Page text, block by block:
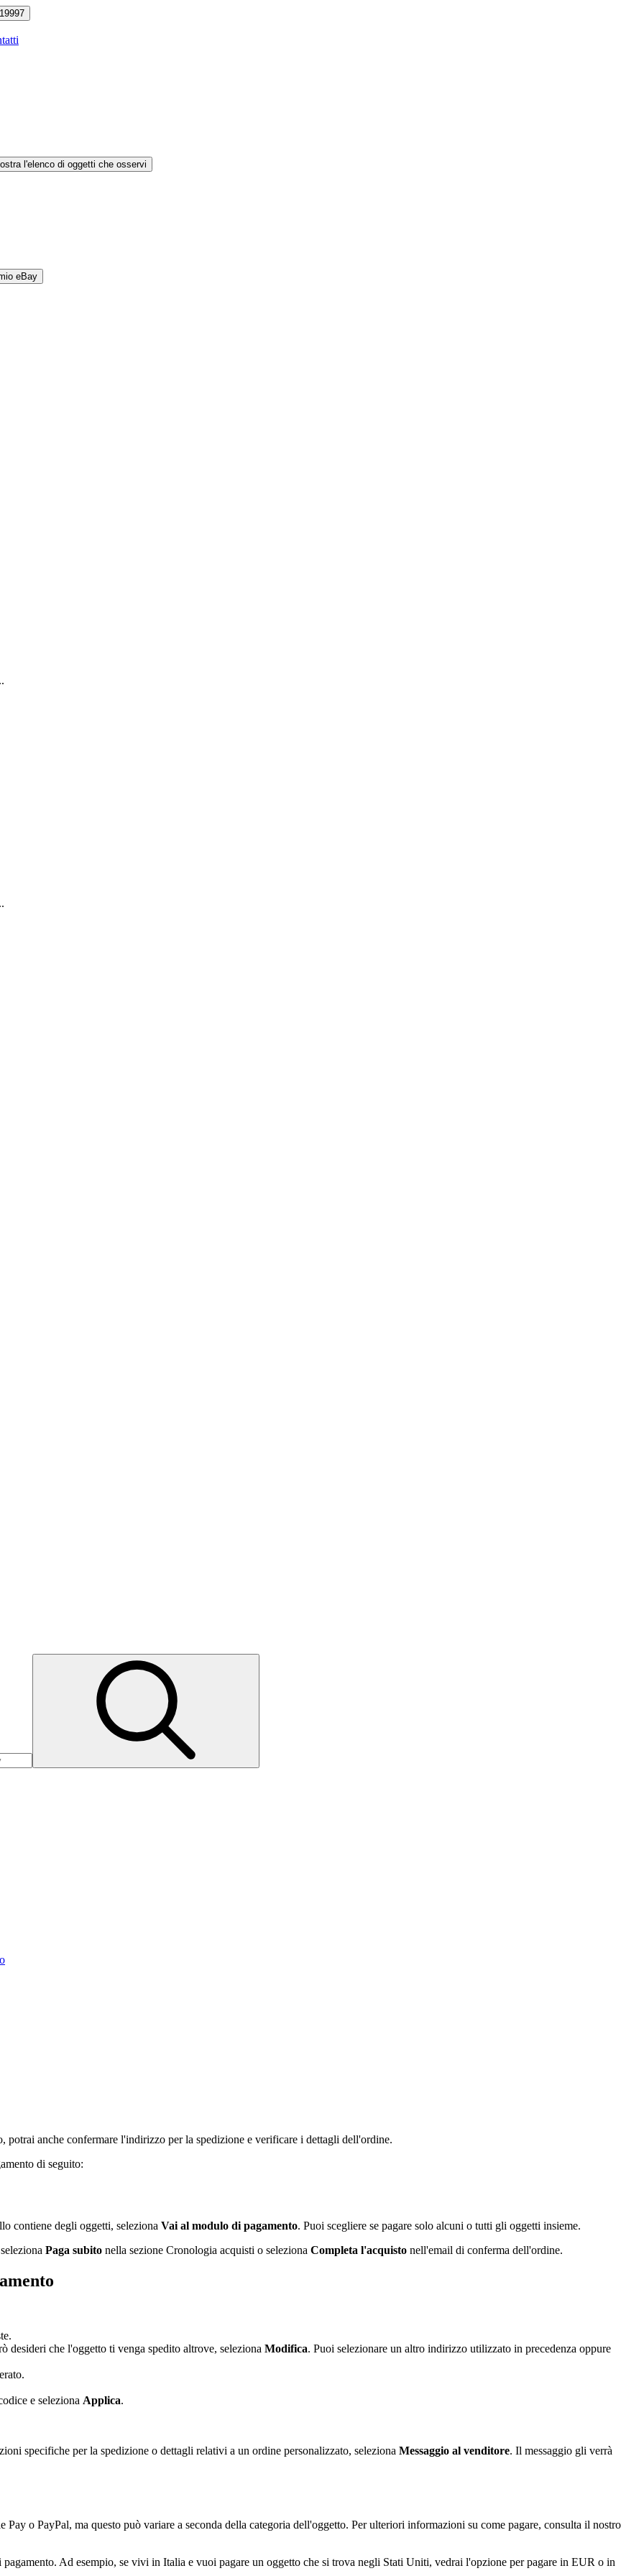
19997
l'elenco di oggetti che osservi
eBay
anche confermare l'indirizzo per la spedizione e verificare i dettagli dell'ordine.
di seguito:
contiene degli oggetti, seleziona Vai al modulo di pagamento. Puoi scegliere se pagare solo alcuni o tutti gli oggetti insieme.
Paga subito nella sezione Cronologia acquisti o seleziona Completa l'acquisto nell'email di conferma dell'ordine.
che l'oggetto ti venga spedito altrove, seleziona Modifica. Puoi selezionare un altro indirizzo utilizzato in precedenza oppure
e seleziona Applica.
specifiche per la spedizione o dettagli relativi a un ordine personalizzato, seleziona Messaggio al venditore. Il messaggio gli verrà
o PayPal, ma questo può variare a seconda della categoria dell'oggetto. Per ulteriori informazioni su come pagare, consulta il nostro
Ad esempio, se vivi in Italia e vuoi pagare un oggetto che si trova negli Stati Uniti, vedrai l'opzione per pagare in EUR o in